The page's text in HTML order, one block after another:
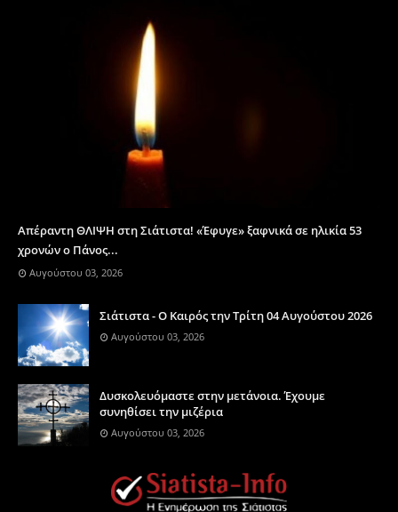
Απέραντη ΘΛΙΨΗ στη Σιάτιστα! «Έφυγε» ξαφνικά σε ηλικία 53
χρονών ο Πάνος...
Αυγούστου 03, 2026
Σιάτιστα - Ο Καιρός την Τρίτη 04 Αυγούστου 2026
Αυγούστου 03, 2026
Δυσκολευόμαστε στην μετάνοια. Έχουμε
συνηθίσει την μιζέρια
Αυγούστου 03, 2026